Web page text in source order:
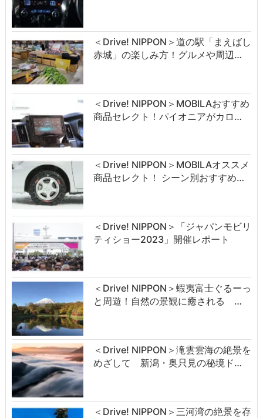
＜Drive! NIPPON＞道の駅「まえばし
赤城」の楽しみ方！グルメや周辺…
＜Drive! NIPPON＞MOBILAおすすめ
商品セレクト！パイオニアがカロ…
＜Drive! NIPPON＞MOBILAオススメ
商品セレクト！ シーン別おすすめ…
＜Drive! NIPPON＞「ジャパンモビリ
ティショー2023」開催レポート
＜Drive! NIPPON＞蝦夷富士ぐるーっ
と周遊！自然の景観に癒される …
＜Drive! NIPPON＞滝雲雲海の絶景を
めざして 新潟・奥只見の秘境ド…
＜Drive! NIPPON＞三河湾の絶景を存